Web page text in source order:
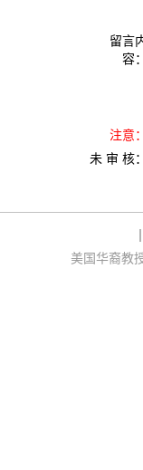
留言
容：
注意：
未 审 核：
美国华裔教